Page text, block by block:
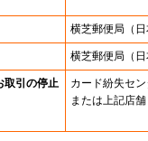
横芝郵便局 （
横芝郵便局 （
取引の停止
カード紛失セ
または上記店舗